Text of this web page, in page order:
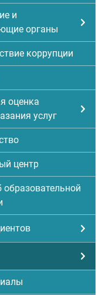
и
органы
коррупции
оценка
услуг
центр
образовательной